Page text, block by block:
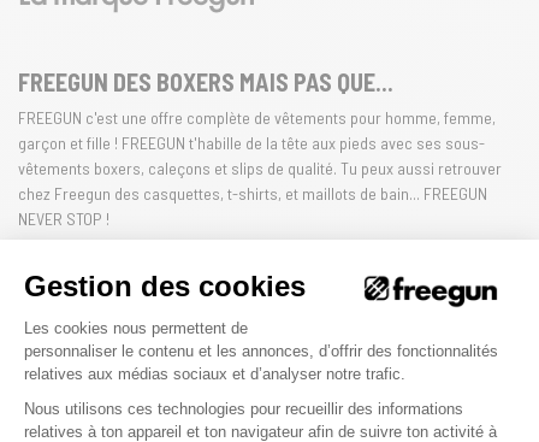
FREEGUN DES BOXERS MAIS PAS QUE...
FREEGUN c'est une offre complète de vêtements pour homme, femme,
garçon et fille ! FREEGUN t'habille de la tête aux pieds avec ses sous-
vêtements boxers, caleçons et slips de qualité. Tu peux aussi retrouver
chez Freegun des casquettes, t-shirts, et maillots de bain... FREEGUN
NEVER STOP !
HOMME FEMME ENFANT
La qualité Freegun
Gestion des cookies
Plateforme de Gestion du
Les cookies nous permettent de
personnaliser le contenu et les annonces, d’offrir des fonctionnalités
relatives aux médias sociaux et d’analyser notre trafic.
Nous utilisons ces technologies pour recueillir des informations
relatives à ton appareil et ton navigateur afin de suivre ton activité à